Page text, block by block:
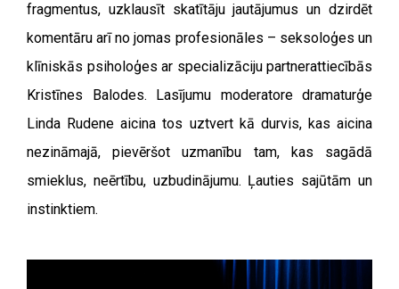
fragmentus, uzklausīt skatītāju jautājumus un dzirdēt
komentāru arī no jomas profesionāles – seksoloģes un
klīniskās psiholoģes ar specializāciju partnerattiecībās
Kristīnes Balodes. Lasījumu moderatore dramaturģe
Linda Rudene aicina tos uztvert kā durvis, kas aicina
nezināmajā, pievēršot uzmanību tam, kas sagādā
smieklus, neērtību, uzbudinājumu. Ļauties sajūtām un
instinktiem.